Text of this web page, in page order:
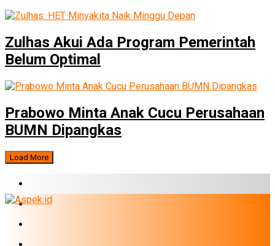
Zulhas Akui Ada Program Pemerintah
Belum Optimal
Prabowo Minta Anak Cucu Perusahaan
BUMN Dipangkas
Load More
BUMN